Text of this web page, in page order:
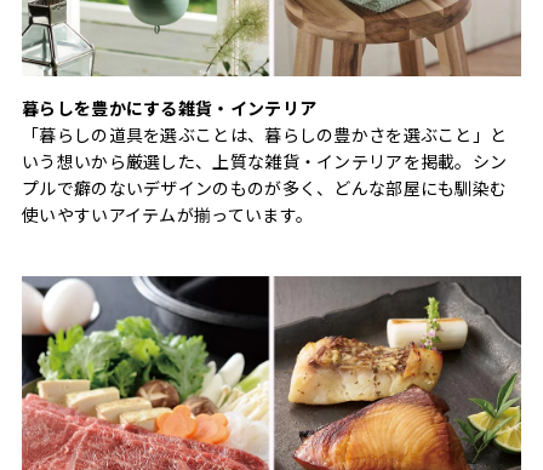
暮らしを豊かにする雑貨・インテリア
「暮らしの道具を選ぶことは、暮らしの豊かさを選ぶこと」と
いう想いから厳選した、上質な雑貨・インテリアを掲載。シン
プルで癖のないデザインのものが多く、どんな部屋にも馴染む
使いやすいアイテムが揃っています。